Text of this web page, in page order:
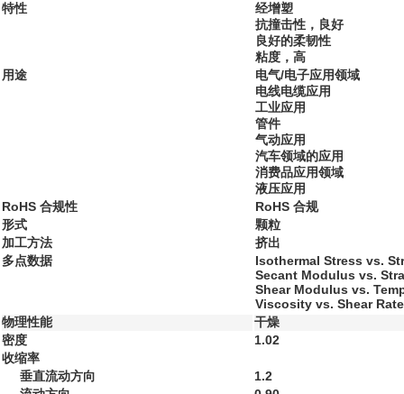
特性
经增塑
抗撞击性，良好
良好的柔韧性
粘度，高
用途
电气/电子应用领域
电线电缆应用
工业应用
管件
气动应用
汽车领域的应用
消费品应用领域
液压应用
RoHS 合规性
RoHS 合规
形式
颗粒
加工方法
挤出
多点数据
Isothermal Stress vs.
Secant Modulus vs.
Shear Modulus vs.
Viscosity vs. Shear
物理性能
干燥
密度
1.02
收缩率
垂直流动方向
1.2